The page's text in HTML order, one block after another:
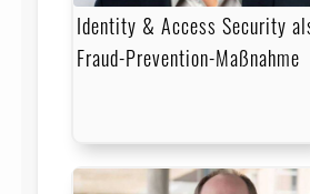
Identity & Access Security
Fraud-Prevention-Maßnahme